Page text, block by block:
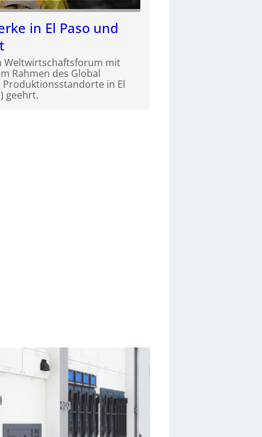
in El Paso und
Weltwirtschaftsforum mit
Rahmen des Global
in El
geehrt.